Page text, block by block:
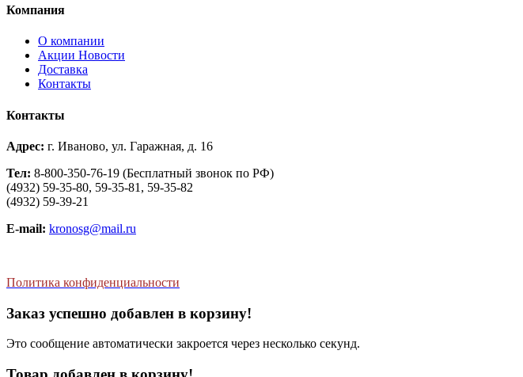
Компания
О компании
Aкции Новости
Доставка
Контакты
Контакты
Адрес: г. Иваново, ул. Гаражная, д. 16
Тел: 8-800-350-76-19 (Бесплатный звонок по РФ)
(4932) 59-35-80, 59-35-81, 59-35-82
(4932) 59-39-21
E-mail: kronosg@mail.ru
Политика конфиденциальности
Заказ успешно добавлен в корзину!
Это сообщение автоматически закроется через несколько секунд.